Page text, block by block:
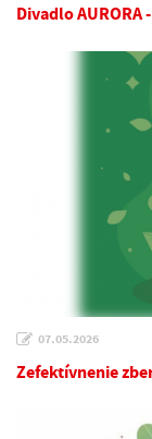
Divadlo AURORA
07.05.2026
Zefektívnenie